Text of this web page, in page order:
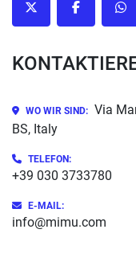
twitter facebook
WO WIR SIND: Via
BS, Italy
TELEFON:
+39 030 3733780
E-MAIL:
info@mimu.com